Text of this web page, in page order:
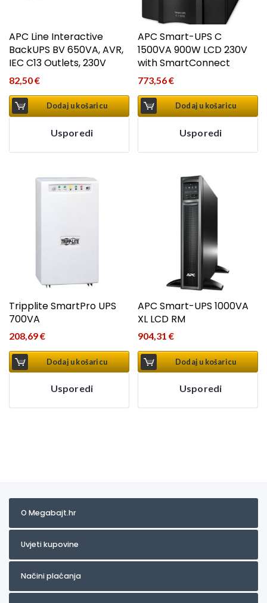
APC Line Interactive
BackUPS BV 650VA, AVR,
IEC C13 Outlets, 230V
82,50€
Dodaj u košaricu
Usporedi
APC Smart-UPS C
1500VA 900W LCD 230V
with SmartConnect
773,56€
Dodaj u košaricu
Usporedi
Tripplite SmartPro UPS
700VA
208,69€
Dodaj u košaricu
Usporedi
APC Smart-UPS 1000VA
XL LCD RM
904,31€
Dodaj u košaricu
Usporedi
O Megabajt.hr
Uvjeti kupovine
Načini plaćanja